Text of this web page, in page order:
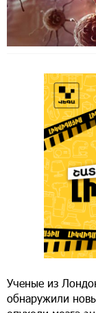
Ученые из
обнаружили